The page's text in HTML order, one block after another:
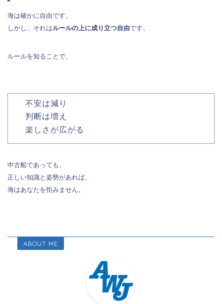
海は確かに自由です。
しかし、それはルールの上に成り立つ自由です。
ルールを知ることで、
不安は減り
判断は増え
楽しさが広がる
中古船であっても、
正しい知識と姿勢があれば、
海はあなたを拒みません。
ABOUT ME